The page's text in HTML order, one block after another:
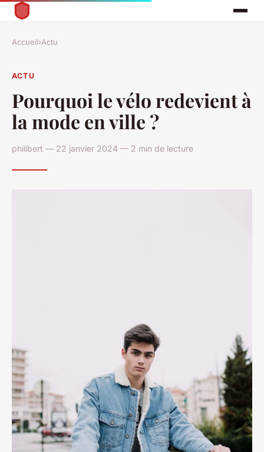
Accueil›Actu
ACTU
Pourquoi le vélo redevient à
la mode en ville ?
philibert — 22 janvier 2024 — 2 min de lecture